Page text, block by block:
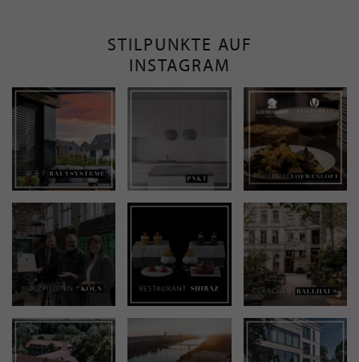
STILPUNKTE AUF
INSTAGRAM